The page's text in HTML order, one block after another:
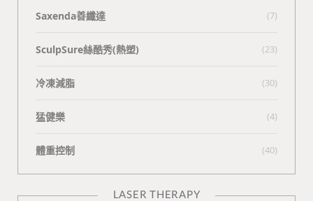
Saxenda善纖達 (7)
SculpSure絲酷秀(熱塑) (23)
冷凍減脂 (30)
猛健樂 (4)
體重控制 (40)
LASER THERAPY